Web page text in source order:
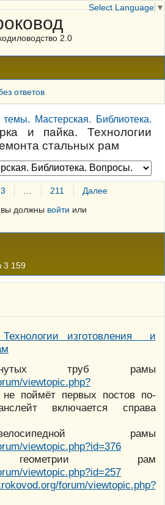
2.0
ответов
Мастерская. Библиотека.
и пайка. Технологии
стальных рам
3 211
Далее
вы должны войти или
3 159
труб рамы
viewtopic.php?
не поймёт первых постов по-
включается справа
рамы
viewtopic.php?id=376
геометрии рам
viewtopic.php?id=257
forum/viewtopic.php?
Select Language ▼